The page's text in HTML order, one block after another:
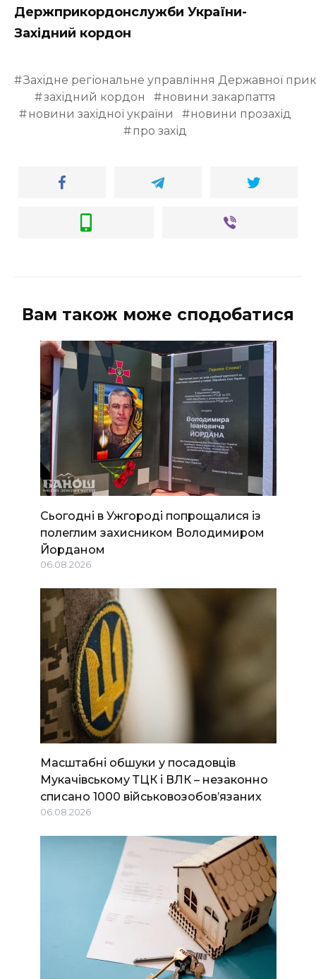
Держприкордонслужби України-
Західний кордон
Західне регіональне управління Державної
західний кордон
новини закарпаття
новини західної україни
новини прозахід
про захід
Вам також може сподобатися
Сьогодні в Ужгороді попрощалися із
полеглим захисником Володимиром
Йорданом
06.08.2026
Масштабні обшуки у посадовців
Мукачівському ТЦК і ВЛК – незаконно
списано 1000 військовозобов’язаних
06.08.2026